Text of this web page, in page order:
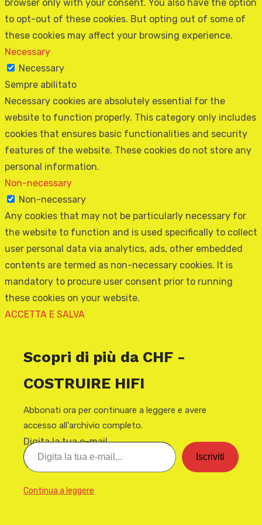
browser only with your consent. You also have the option
to opt-out of these cookies. But opting out of some of
these cookies may affect your browsing experience.
Necessary
Necessary
Sempre abilitato
Necessary cookies are absolutely essential for the
website to function properly. This category only includes
cookies that ensures basic functionalities and security
features of the website. These cookies do not store any
personal information.
Non-necessary
Non-necessary
Any cookies that may not be particularly necessary for
the website to function and is used specifically to collect
user personal data via analytics, ads, other embedded
contents are termed as non-necessary cookies. It is
mandatory to procure user consent prior to running
these cookies on your website.
ACCETTA E SALVA
Scopri di più da CHF -
COSTRUIRE HIFI
Abbonati ora per continuare a leggere e avere
accesso all'archivio completo.
Digita la tua e-mail...
Iscriviti
Continua a leggere